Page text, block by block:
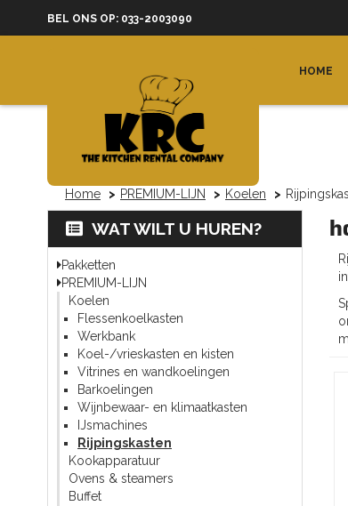
BEL ONS OP: 033-2003090
HOME
Home PREMIUM-LIJN Koelen
WAT WILT U HUREN?
Pakketten
PREMIUM-LIJN
Koelen
Flessenkoelkasten
Werkbank
Koel-/vrieskasten en kisten
Vitrines en wandkoelingen
Barkoelingen
Wijnbewaar- en klimaatkasten
IJsmachines
Rijpingskasten
Kookapparatuur
Ovens & steamers
Buffet